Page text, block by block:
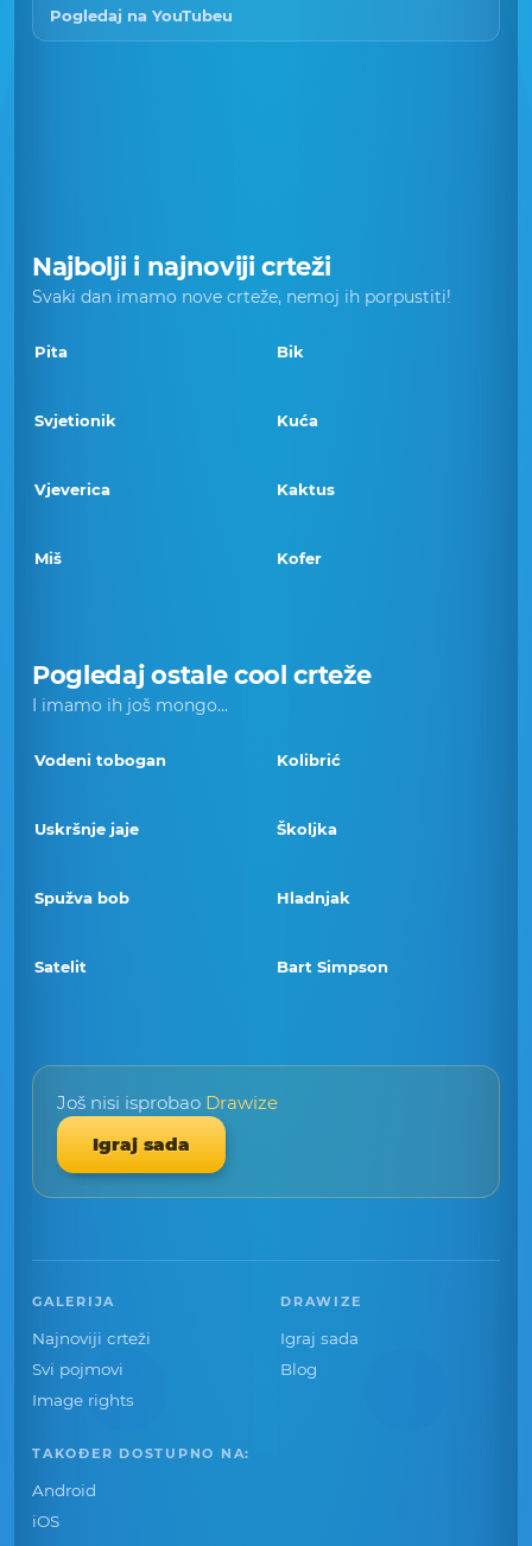
Pogledaj na YouTubeu
Najbolji i najnoviji crteži
Svaki dan imamo nove crteže, nemoj ih porpustiti!
Pita Bik
Svjetionik Kuća
Vjeverica Kaktus
Miš Kofer
Pogledaj ostale cool crteže
I imamo ih još mongo...
Vodeni tobogan Kolibrić
Uskršnje jaje Školjka
Spužva bob Hladnjak
Satelit Bart Simpson
Još nisi isprobao Drawize
Igraj sada
GALERIJA
Najnoviji crteži
Svi pojmovi
Image rights
DRAWIZE
Igraj sada
Blog
TAKOĐER DOSTUPNO NA:
Android
iOS